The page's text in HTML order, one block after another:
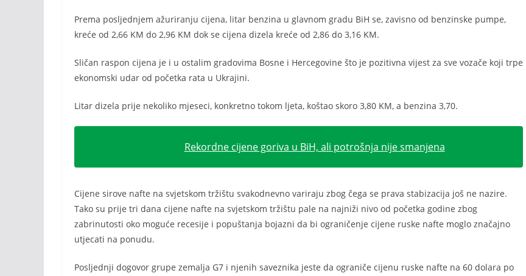
Prema posljednjem ažuriranju cijena, litar benzina u glavnom gradu BiH se, zavisno od benzinske pumpe,
kreće od 2,66 KM do 2,96 KM dok se cijena dizela kreće od 2,86 do 3,16 KM.
Sličan raspon cijena je i u ostalim gradovima Bosne i Hercegovine što je pozitivna vijest za sve vozače koji trpe
ekonomski udar od početka rata u Ukrajini.
Litar dizela prije nekoliko mjeseci, konkretno tokom ljeta, koštao skoro 3,80 KM, a benzina 3,70.
Rekordne cijene goriva u BiH, ali potrošnja nije smanjena
Cijene sirove nafte na svjetskom tržištu svakodnevno variraju zbog čega se prava stabizacija još ne nazire.
Tako su prije tri dana cijene nafte na svjetskom tržištu pale na najniži nivo od početka godine zbog
zabrinutosti oko moguće recesije i popuštanja bojazni da bi ograničenje cijene ruske nafte moglo značajno
utjecati na ponudu.
Posljednji dogovor grupe zemalja G7 i njenih saveznika jeste da ograniče cijenu ruske nafte na 60 dolara po